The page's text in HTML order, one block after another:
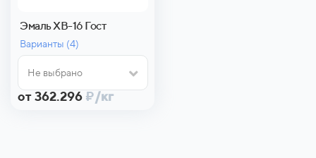
Эмаль ХВ-16 Гост
Варианты (4)
Не выбрано
от 362.296 ₽/кг